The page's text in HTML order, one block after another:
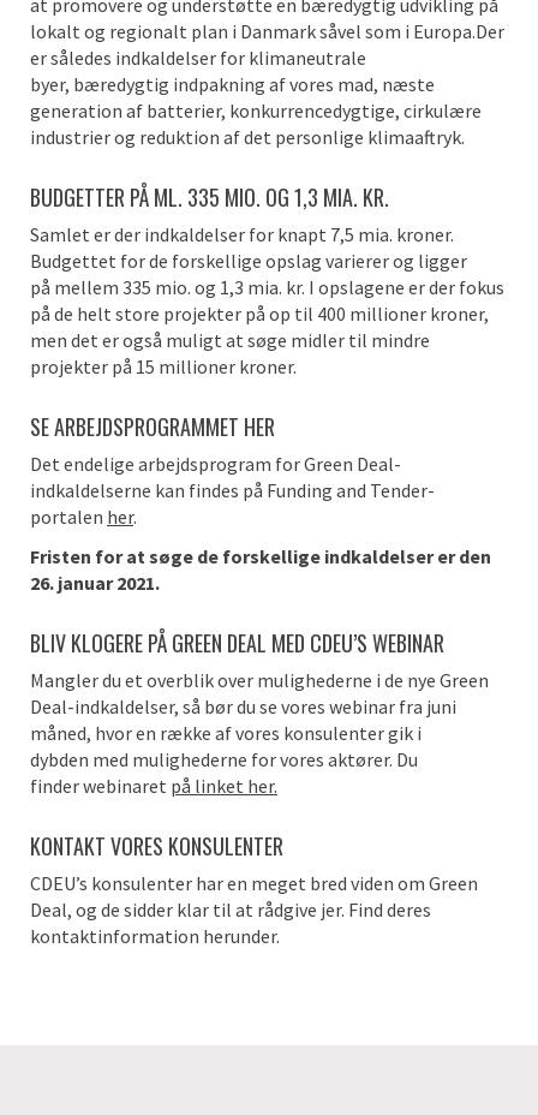
at promovere og understøtte en bæredygtig udvikling på
lokalt og regionalt plan i Danmark såvel som i Europa.Der
er således indkaldelser for klimaneutrale
byer, bæredygtig indpakning af vores mad, næste
generation af batterier, konkurrencedygtige, cirkulære
industrier og reduktion af det personlige klimaaftryk.
BUDGETTER PÅ ML. 335 MIO. OG1,3 MIA. KR.
Samlet er der indkaldelser for knapt 7,5 mia. kroner.
Budgettet forde forskellige opslag variererog ligger
på mellem 335 mio. og 1,3 mia. kr. I opslagene er der fokus
på de helt store projekter på op til 400 millioner kroner,
men det er også muligt at søge midler til mindre
projekter på 15 millioner kroner.
SE ARBEJDSPROGRAMMET HER
Det endelige arbejdsprogram for Green Deal-
indkaldelserne kan findes på Funding and Tender-
portalen her.
Fristen for at søge de forskellige indkaldelser er den
26. januar 2021.
BLIV KLOGERE PÅ GREEN DEAL MED CDEU’SWEBINAR
Mangler du et overblik over mulighederne i de nye Green
Deal-indkaldelser, så bør du se vores webinar fra juni
måned, hvor en række af vores konsulenter gik i
dybden med mulighederne for vores aktører. Du
finderwebinaret på linket her.
KONTAKT VORES KONSULENTER
CDEU’s konsulenter har en meget bred viden om Green
Deal, og de sidder klar til at rådgive jer. Find deres
kontaktinformation herunder.